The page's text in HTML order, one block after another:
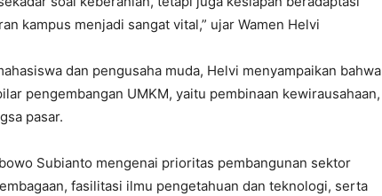
kampus menjadi sangat vital,” ujar Wamen Helvi
dan pengusaha muda, Helvi menyampaikan bahwa
pengembangan UMKM, yaitu pembinaan kewirausahaan,
pasar.
Subianto mengenai prioritas pembangunan sektor
fasilitasi ilmu pengetahuan dan teknologi, serta